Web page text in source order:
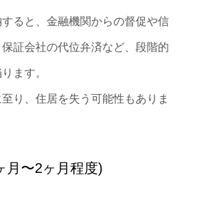
ると、金融機関からの督促や信
証会社の代位弁済など、段階的
ます。
り、住居を失う可能性もありま
月〜2ヶ月程度)